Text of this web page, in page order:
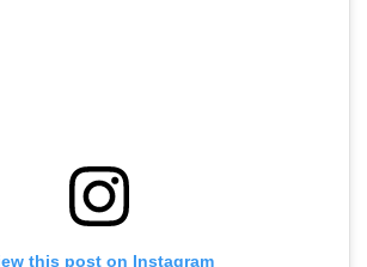
this post on Instagram